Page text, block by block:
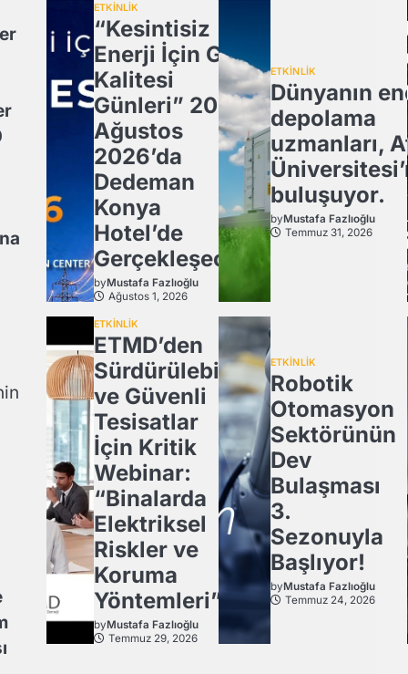
ETKİNLİK
“Kesintisiz
Enerji İçin Güç
Kalitesi
Günleri” 20
Ağustos
2026’da
Dedeman
Konya
Hotel’de
Gerçekleşecek
byMustafa Fazlıoğlu
Ağustos 1, 2026
ETKİNLİK
Dünyanın
depolama
uzmanları,
buluşuyor.
byMustafa Fazlıoğlu
Temmuz 31, 2026
ETKİNLİK
ETMD’den
Sürdürülebilir
ve Güvenli
Tesisatlar
İçin Kritik
Webinar:
“Binalarda
Elektriksel
Riskler ve
Koruma
Yöntemleri”
byMustafa Fazlıoğlu
Temmuz 29, 2026
ETKİNLİK
Robotik
Otomasyon
Sektörünün
Dev
Bulaşması
3.
Sezonuyla
Başlıyor!
byMustafa Fazlıoğlu
Temmuz 24, 2026